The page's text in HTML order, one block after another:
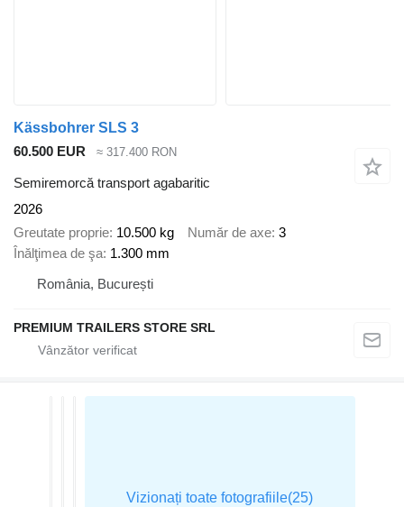
Kässbohrer SLS 3
60.500 EUR
≈ 317.400 RON
Semiremorcă transport agabaritic
2026
Greutate proprie 10.500 kg Număr de axe 3
Înălţimea de şa 1.300 mm
România, București
PREMIUM TRAILERS STORE SRL